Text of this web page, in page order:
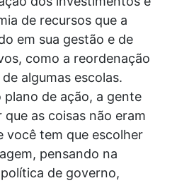
de recursos que a
em sua gestão e de
como a reordenação
algumas escolas.
plano de ação, a gente
as coisas não eram
você tem que escolher
pensando na
de governo,